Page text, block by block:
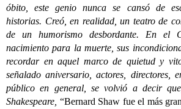
óbito, este genio nunca se cansó de
historias. Creó, en realidad, un teatro de
de un humorismo desbordante. En el
nacimiento para la muerte, sus
recordar en aquel marco de quietud y
señalado aniversario, actores, directores,
público en general, se volvió a decir
Shakespeare, “Bernard Shaw fue el más